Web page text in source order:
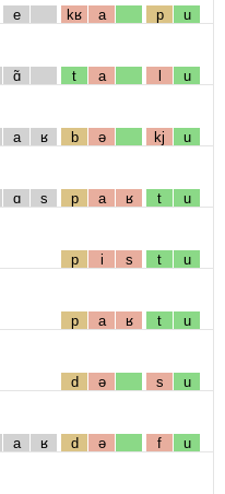
e kʁ a p u
ɑ̃ t a l u
a ʁ b ə kj u
ɑ s p a ʁ t u
p i s t u
p a ʁ t u
d ə s u
a ʁ d ə f u